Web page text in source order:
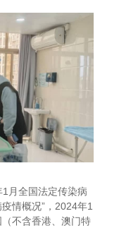
月全国法定传染病
情概况”，2024年1
不含香港、澳门特